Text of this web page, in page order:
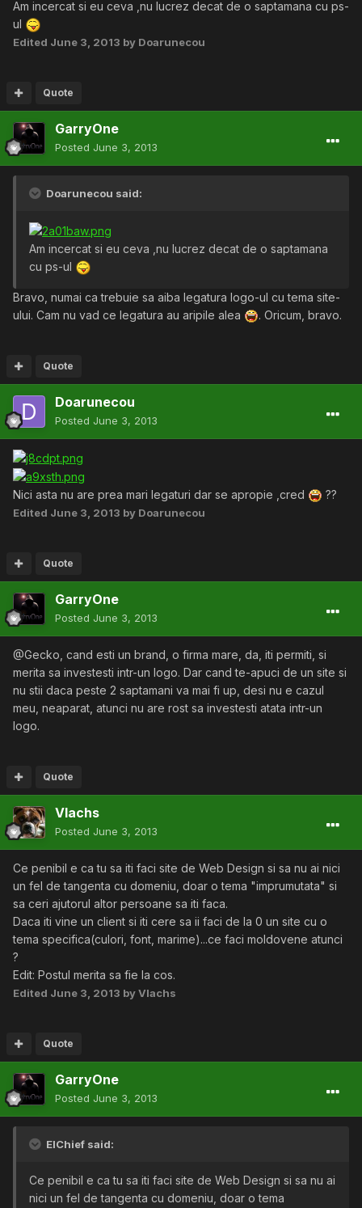
Am incercat si eu ceva ,nu lucrez decat de o saptamana cu ps-
ul
Edited June 3, 2013 by Doarunecou
Quote
GarryOne
Posted June 3, 2013
Doarunecou said:
Am incercat si eu ceva ,nu lucrez decat de o saptamana
cu ps-ul
Bravo, numai ca trebuie sa aiba legatura logo-ul cu tema site-
ului. Cam nu vad ce legatura au aripile alea
. Oricum, bravo.
Quote
Doarunecou
Posted June 3, 2013
Nici asta nu are prea mari legaturi dar se apropie ,cred ??
Edited June 3, 2013 by Doarunecou
Quote
GarryOne
Posted June 3, 2013
@Gecko, cand esti un brand, o firma mare, da, iti permiti, si
merita sa investesti intr-un logo. Dar cand te-apuci de un site si
nu stii daca peste 2 saptamani va mai fi up, desi nu e cazul
meu, neaparat, atunci nu are rost sa investesti atata intr-un
logo.
Quote
Vlachs
Posted June 3, 2013
Ce penibil e ca tu sa iti faci site de Web Design si sa nu ai nici
un fel de tangenta cu domeniu, doar o tema "imprumutata" si
sa ceri ajutorul altor persoane sa iti faca.
Daca iti vine un client si iti cere sa ii faci de la 0 un site cu o
tema specifica(culori, font, marime)...ce faci moldovene atunci
?
Edit: Postul merita sa fie la cos.
Edited June 3, 2013 by Vlachs
Quote
GarryOne
Posted June 3, 2013
ElChief said:
Ce penibil e ca tu sa iti faci site de Web Design si sa nu ai
nici un fel de tangenta cu domeniu, doar o tema